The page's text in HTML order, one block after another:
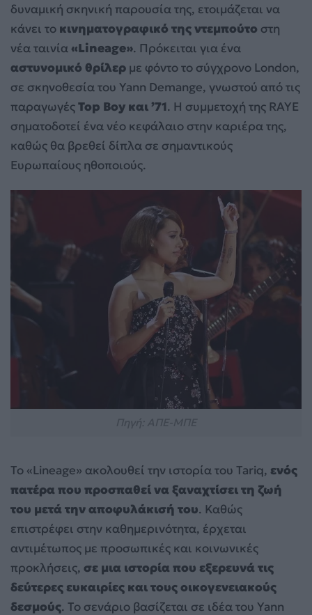
δυναμική σκηνική παρουσία της, ετοιμάζεται να
κάνει το κινηματογραφικό της ντεμπούτο στη
νέα ταινία«Lineage». Πρόκειται για ένα
αστυνομικό θρίλερ με φόντο το σύγχρονο London,
σε σκηνοθεσία του Yann Demange, γνωστού από τις
παραγωγέςTop Boy και ’71. Η συμμετοχή της RAYE
σηματοδοτεί ένα νέο κεφάλαιο στην καριέρα της,
καθώς θα βρεθεί δίπλα σε σημαντικούς
Ευρωπαίους ηθοποιούς.
Το «Lineage» ακολουθεί την ιστορία του Tariq, ενός
πατέρα που προσπαθεί να ξαναχτίσει τη ζωή
του μετά την αποφυλάκισή του. Καθώς
επιστρέφει στην καθημερινότητα, έρχεται
αντιμέτωπος με προσωπικές και κοινωνικές
προκλήσεις, σε μια ιστορία που εξερευνά τις
δεύτερες ευκαιρίες και τους οικογενειακούς
δεσμούς. Το σενάριο βασίζεται σε ιδέα του Yann